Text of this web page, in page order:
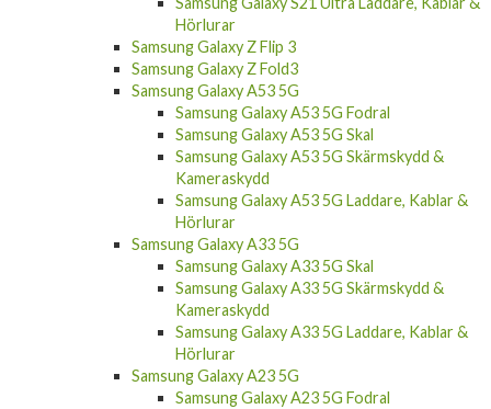
Hörlurar
Samsung Galaxy Z Flip 3
Samsung Galaxy Z Fold3
Samsung Galaxy A53 5G
Samsung Galaxy A53 5G Fodral
Samsung Galaxy A53 5G Skal
Samsung Galaxy A53 5G Skärmskydd &
Kameraskydd
Samsung Galaxy A53 5G Laddare, Kablar &
Hörlurar
Samsung Galaxy A33 5G
Samsung Galaxy A33 5G Skal
Samsung Galaxy A33 5G Skärmskydd &
Kameraskydd
Samsung Galaxy A33 5G Laddare, Kablar &
Hörlurar
Samsung Galaxy A23 5G
Samsung Galaxy A23 5G Fodral